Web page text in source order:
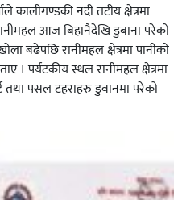
कालीगण्डकी नदी तटीय क्षेत्रमा
आज बिहानैदेखि डुबाना परेको
बढेपछि रानीमहल क्षेत्रमा पानीको
। पर्यटकीय स्थल रानीमहल क्षेत्रमा
तथा पसल टहराहरु डुवानमा परेको